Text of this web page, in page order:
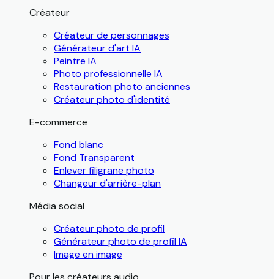
Créateur
Créateur de personnages
Générateur d'art IA
Peintre IA
Photo professionnelle IA
Restauration photo anciennes
Créateur photo d'identité
E-commerce
Fond blanc
Fond Transparent
Enlever filigrane photo
Changeur d'arrière-plan
Média social
Créateur photo de profil
Générateur photo de profil IA
Image en image